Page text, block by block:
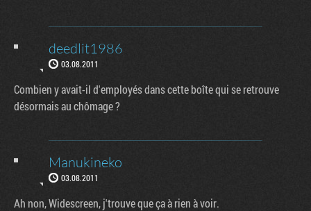
deedlit1986
03.08.2011
Combien y avait-il d'employés dans cette boîte qui se retrouve
désormais au chômage ?
Manukineko
03.08.2011
Ah non, Widescreen, j'trouve que ça à rien à voir.